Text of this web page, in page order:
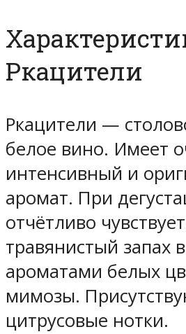
Ркацители
Ркацители —
белое вино. Имеет
интенсивный и
аромат. При
отчётливо
травянистый запах
ароматами белых
мимозы.
цитрусовые нотки.